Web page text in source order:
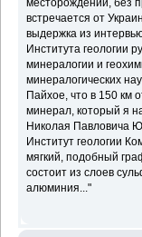
месторождении, без
встречается от
выдержка из
Института геологии
минералогии и
минералогических
Пайхое, что в 150 км
минерал, который я
Николая Павловича
Институт геологии
мягкий, подобный
состоит из слоев
алюминия..."